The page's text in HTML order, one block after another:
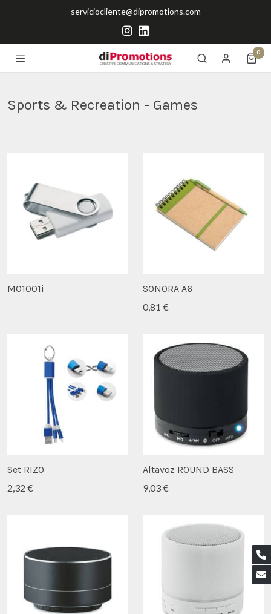
serviciocliente@dipromotions.com
0
Sports & Recreation - Games
MO1001i
SONORA A6
0,81 €
Set RIZO
2,32 €
Altavoz ROUND BASS
9,03 €